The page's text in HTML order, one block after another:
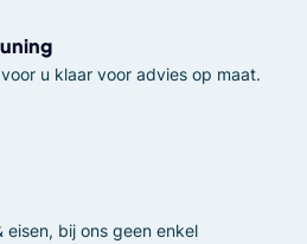
u klaar voor advies op maat.
bij ons geen enkel